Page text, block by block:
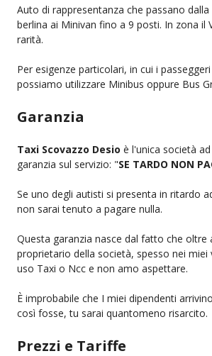
Auto di rappresentanza che passano
berlina ai Minivan fino a 9 posti. In zona il
rarità.
Per esigenze particolari, in cui i
possiamo utilizzare Minibus oppure Bus
Garanzia
Taxi Scovazzo Desio è l'unica società
garanzia sul servizio: "SE TARDO NON
Se uno degli autisti si presenta in ritardo
non sarai tenuto a pagare nulla.
Questa garanzia nasce dal fatto che oltre
proprietario della società, spesso nei miei
uso Taxi o Ncc e non amo aspettare.
È improbabile che I miei dipendenti
così fosse, tu sarai quantomeno risarcito.
Prezzi e Tariffe